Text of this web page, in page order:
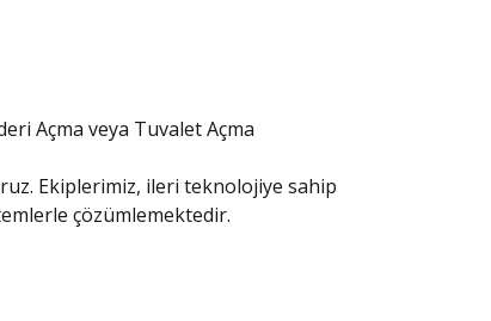
Açma veya Tuvalet Açma
Ekiplerimiz, ileri teknolojiye sahip
çözümlemektedir.